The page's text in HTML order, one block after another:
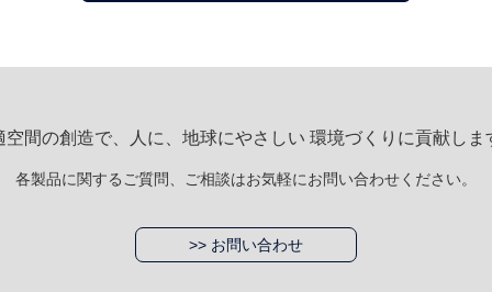
空間の創造で、人に、地球にやさしい 環境づくりに貢献しま
各製品に関するご質問、ご相談はお気軽にお問い合わせください。
>> お問い合わせ